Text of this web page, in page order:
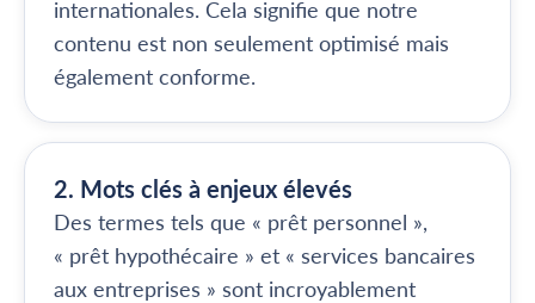
internationales. Cela signifie que notre
contenu est non seulement optimisé mais
également conforme.
2. Mots clés à enjeux élevés
Des termes tels que « prêt personnel »,
« prêt hypothécaire » et « services bancaires
aux entreprises » sont incroyablement